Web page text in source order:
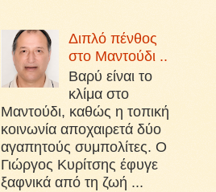
Διπλό πένθος
στο Μαντούδι ..
Βαρύ είναι το
κλίμα στο
Μαντούδι, καθώς η τοπική
κοινωνία αποχαιρετά δύο
αγαπητούς συμπολίτες. Ο
Γιώργος Κυρίτσης έφυγε
ξαφνικά από τη ζωή ...